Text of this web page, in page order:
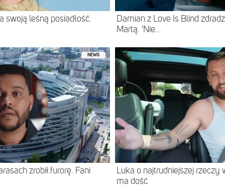
leśną posiadłość.
Damian z Love Is Blind
Martą. 'Nie...
NEWS
zrobił furorę. Fani
Luka o najtrudniejszej rzeczy
ma dość